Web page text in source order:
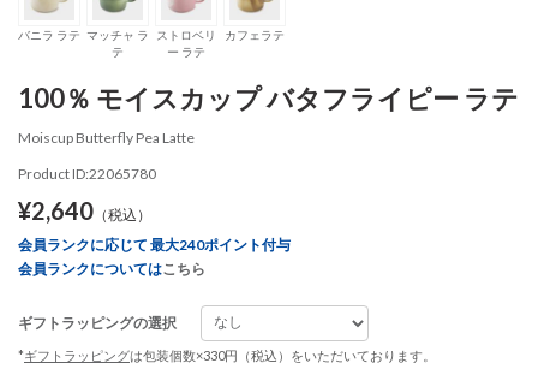
バニラ ラテ マッチャ ラ
テ
ストロベリ
ー ラテ
カフェラテ
100％ モイスカップ バタフライピー ラテ
Moiscup Butterfly Pea Latte
Product ID:22065780
¥2,640 （税込）
会員ランクに応じて 最大240ポイント付与
会員ランクについてはこちら
ギフトラッピングの選択
*ギフトラッピングは包装個数×330円（税込）をいただいております。